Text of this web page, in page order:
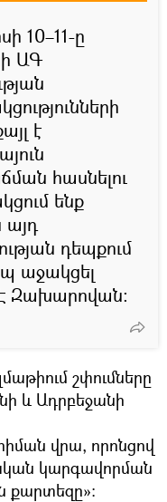
10–11-ը
ԱԳ
է
հասնելու
ենք
դեպքում
աջակցել
Զախարովան։
շփումները
և Ադրբեջանի
վրա, որոնցով
կարգավորման
քարտեզը»: